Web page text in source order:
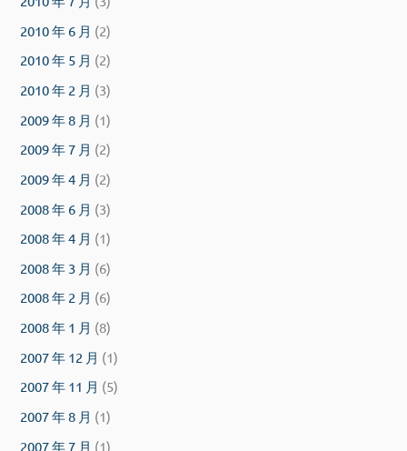
2010 年 6 月 (2)
2010 年 5 月 (2)
2010 年 2 月 (3)
2009 年 8 月 (1)
2009 年 7 月 (2)
2009 年 4 月 (2)
2008 年 6 月 (3)
2008 年 4 月 (1)
2008 年 3 月 (6)
2008 年 2 月 (6)
2008 年 1 月 (8)
2007 年 12 月 (1)
2007 年 11 月 (5)
2007 年 8 月 (1)
2007 年 7 月 (1)